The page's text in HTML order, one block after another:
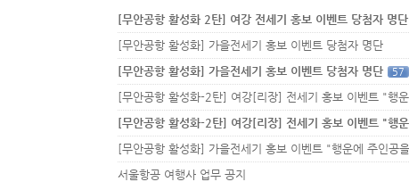
[무안공항 활성화 2탄] 여강 전세기 홍보 이벤트 당첨자 명단
[무안공항 활성화] 가을전세기 홍보 이벤트 당첨자 명단
[무안공항 활성화] 가을전세기 홍보 이벤트 당첨자 명단
57
서울항공 여행사 업무 공지